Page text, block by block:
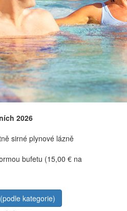
2026
sirné plynové lázně
bufetu (15,00 € na
kategorie)